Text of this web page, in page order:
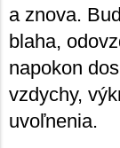
a znova.
blaha,
napokon
vzdychy,
uvoľnenia.